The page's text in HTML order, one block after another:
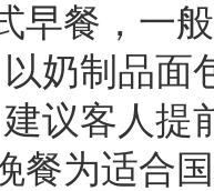
早餐，一
奶制品面
议客人提
餐为适合